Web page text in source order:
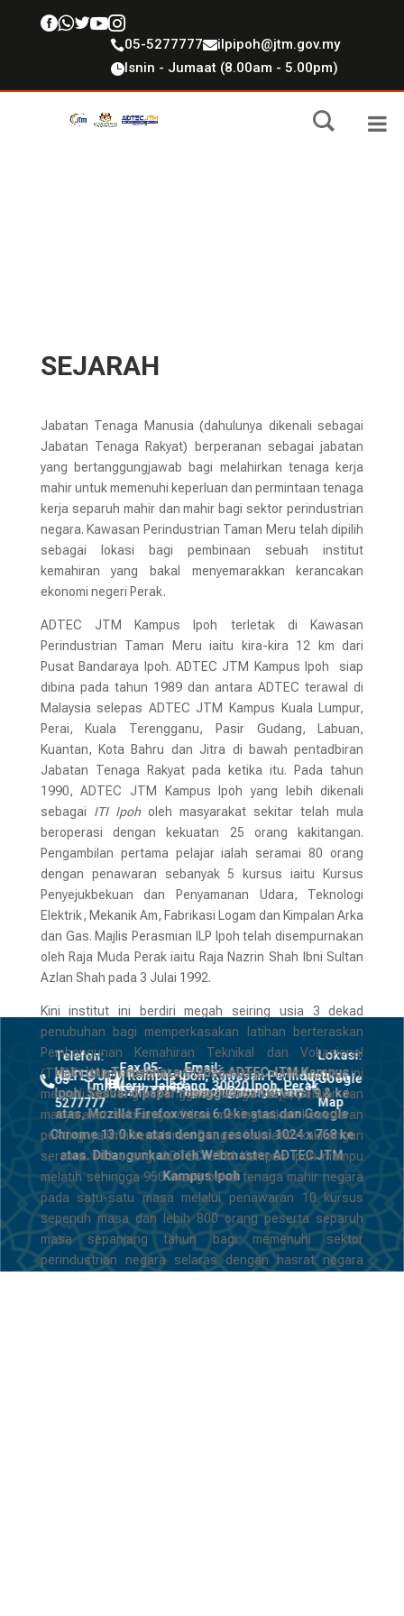

05-5277777ilpipoh@jtm.gov.my
Isnin - Jumaat (8.00am - 5.00pm)
SEJARAH
Jabatan Tenaga Manusia (dahulunya dikenali sebagai
Jabatan Tenaga Rakyat) berperanan sebagai jabatan
yang bertanggungjawab bagi melahirkan tenaga kerja
mahir untuk memenuhi keperluan dan permintaan tenaga
kerja separuh mahir dan mahir bagi sektor perindustrian
negara. Kawasan Perindustrian Taman Meru telah dipilih
sebagai lokasi bagi pembinaan sebuah institut
kemahiran yang bakal menyemarakkan kerancakan
ekonomi negeri Perak.
ADTEC JTM Kampus Ipoh terletak di Kawasan
Perindustrian Taman Meru iaitu kira-kira 12 km dari
Pusat Bandaraya Ipoh. ADTEC JTM Kampus Ipoh siap
dibina pada tahun 1989 dan antara ADTEC terawal di
Malaysia selepas ADTEC JTM Kampus Kuala Lumpur,
Perai, Kuala Terengganu, Pasir Gudang, Labuan,
Kuantan, Kota Bahru dan Jitra di bawah pentadbiran
Jabatan Tenaga Rakyat pada ketika itu. Pada tahun
1990, ADTEC JTM Kampus Ipoh yang lebih dikenali
sebagai ITI Ipoholeh masyarakat sekitar telah mula
beroperasi dengan kekuatan 25 orang kakitangan.
Pengambilan pertama pelajar ialah seramai 80 orang
dengan penawaran sebanyak 5 kursus iaitu Kursus
Penyejukbekuan dan Penyamanan Udara, Teknologi
Elektrik, Mekanik Am, Fabrikasi Logam dan Kimpalan Arka
dan Gas. Majlis Perasmian ILP Ipoh telah disempurnakan
oleh Raja Muda Perak iaitu Raja Nazrin Shah Ibni Sultan
Azlan Shah pada 3 Julai 1992.
Kini institut ini berdiri megah seiring usia 3 dekad
penubuhan bagi memperkasakan latihan berteraskan
Pembangunan Kemahiran Teknikal dan Vokasional
(TVET) dalam melahirkan tenaga kerja mahir. Institut ini
menjadi lambang kebanggaan warga kerja, pelajar dan
masyarakat sekitarnya dalam meningkatkan kesedaran
pentingnya ilmu kemahiran. Dengan kekuatan kakitangan
seramai 142 orang, ADTEC JTM Kampus Ipoh mampu
melatih sehingga 950 orang bakal tenaga mahir negara
pada satu-satu masa melalui penawaran 10 kursus
sepenuh masa dan lebih 800 orang peserta separuh
masa sepanjang tahun bagi memenuhi sektor
perindustrian negara selaras dengan hasrat negara
ADTEC JTM Kampus Ipoh, Kawasan Perindustrian
Tmn Meru, Jalapang, 30020 Ipoh, Perak

Telefon:
05-
5277777

Fax 05-
5277777

Email:
ilpipoh@jtm.gov.my

Lokasi:
Google
Map
Hakcipta Terpelihara © 2026 ADTEC JTM Kampus
Ipoh. Sesuai dipapar menggunakan IE versi 9 & ke
atas, Mozilla Firefox versi 6.0 ke atas dan Google
Chrome 13.0 ke atas dengan resolusi 1024 x 768 ke
atas. Dibangunkan oleh Webmaster ADTEC JTM
Kampus Ipoh